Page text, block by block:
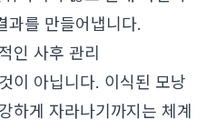
과를 만들어냅니다.
인 사후 관리
이 아닙니다. 이식된 모낭
하게 자라나기까지는 체계